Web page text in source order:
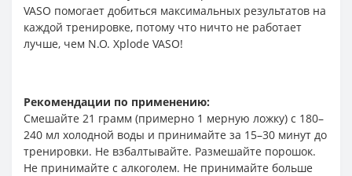
VASO помогает добиться максимальных результатов на
каждой тренировке, потому что ничто не работает
лучше, чем N.O. Xplode VASO!
Рекомендации по применению:
Смешайте 21 грамм (примерно 1 мерную ложку) с 180–
240 мл холодной воды и принимайте за 15–30 минут до
тренировки. Не взбалтывайте. Размешайте порошок.
Не принимайте с алкоголем. Не принимайте больше